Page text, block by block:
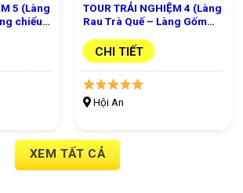
5 (Làng
chiếu
–
TOUR TRẢI NGHIỆM 4 (Làng
Rau Trà Quế – Làng Gốm
– Hội An – Show Kí Ức)Hội
An
CHI TIẾT
Hội An
XEM TẤT CẢ